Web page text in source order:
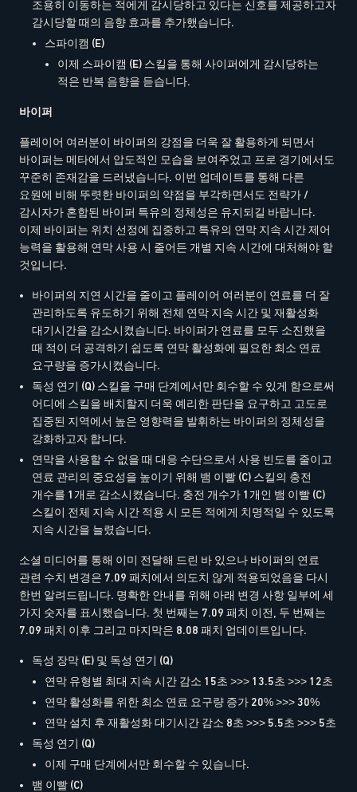
조용히 이동하는 적에게 감시당하고 있다는 신호를 제공하고자
감시당할 때의 음향 효과를 추가했습니다.
스파이캠 (E)
이제 스파이캠 (E) 스킬을 통해 사이퍼에게 감시당하는
적은 반복 음향을 듣습니다.
바이퍼
플레이어 여러분이 바이퍼의 강점을 더욱 잘 활용하게 되면서
바이퍼는 메타에서 압도적인 모습을 보여주었고 프로 경기에서도
꾸준히 존재감을 드러냈습니다. 이번 업데이트를 통해 다른
요원에 비해 뚜렷한 바이퍼의 약점을 부각하면서도 전략가 /
감시자가 혼합된 바이퍼 특유의 정체성은 유지되길 바랍니다.
이제 바이퍼는 위치 선정에 집중하고 특유의 연막 지속 시간 제어
능력을 활용해 연막 사용 시 줄어든 개별 지속 시간에 대처해야 할
것입니다.
바이퍼의 지연 시간을 줄이고 플레이어 여러분이 연료를 더 잘
관리하도록 유도하기 위해 전체 연막 지속 시간 및 재활성화
대기시간을 감소시켰습니다. 바이퍼가 연료를 모두 소진했을
때 적이 더 공격하기 쉽도록 연막 활성화에 필요한 최소 연료
요구량을 증가시켰습니다.
독성 연기 (Q) 스킬을 구매 단계에서만 회수할 수 있게 함으로써
어디에 스킬을 배치할지 더욱 예리한 판단을 요구하고 고도로
집중된 지역에서 높은 영향력을 발휘하는 바이퍼의 정체성을
강화하고자 합니다.
연막을 사용할 수 없을 때 대응 수단으로서 사용 빈도를 줄이고
연료 관리의 중요성을 높이기 위해 뱀 이빨 (C) 스킬의 충전
개수를 1개로 감소시켰습니다. 충전 개수가 1개인 뱀 이빨 (C)
스킬이 전체 지속 시간 적용 시 모든 적에게 치명적일 수 있도록
지속 시간을 늘렸습니다.
소셜 미디어를 통해 이미 전달해 드린 바 있으나 바이퍼의 연료
관련 수치 변경은 7.09 패치에서 의도치 않게 적용되었음을 다시
한번 알려드립니다. 명확한 안내를 위해 아래 변경 사항 일부에 세
가지 숫자를 표시했습니다. 첫 번째는 7.09 패치 이전, 두 번째는
7.09 패치 이후 그리고 마지막은 8.08 패치 업데이트입니다.
독성 장막 (E) 및 독성 연기 (Q)
연막 유형별 최대 지속 시간 감소 15초 >>> 13.5초 >>> 12초
연막 활성화를 위한 최소 연료 요구량 증가 20% >>> 30%
연막 설치 후 재활성화 대기시간 감소 8초 >>> 5.5초 >>> 5초
독성 연기 (Q)
이제 구매 단계에서만 회수할 수 있습니다.
뱀 이빨 (C)